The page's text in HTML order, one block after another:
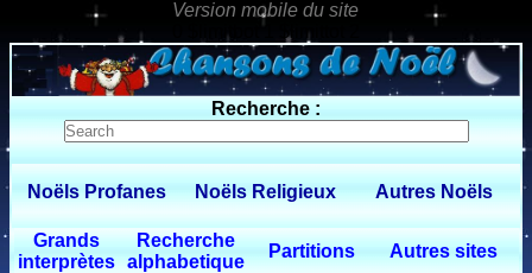
0 $limitbot 1 $limittot 2
Recherche :
Noëls Profanes Noëls Religieux Autres Noëls
Grands
interprètes
Recherche
alphabetique
Partitions Autres sites